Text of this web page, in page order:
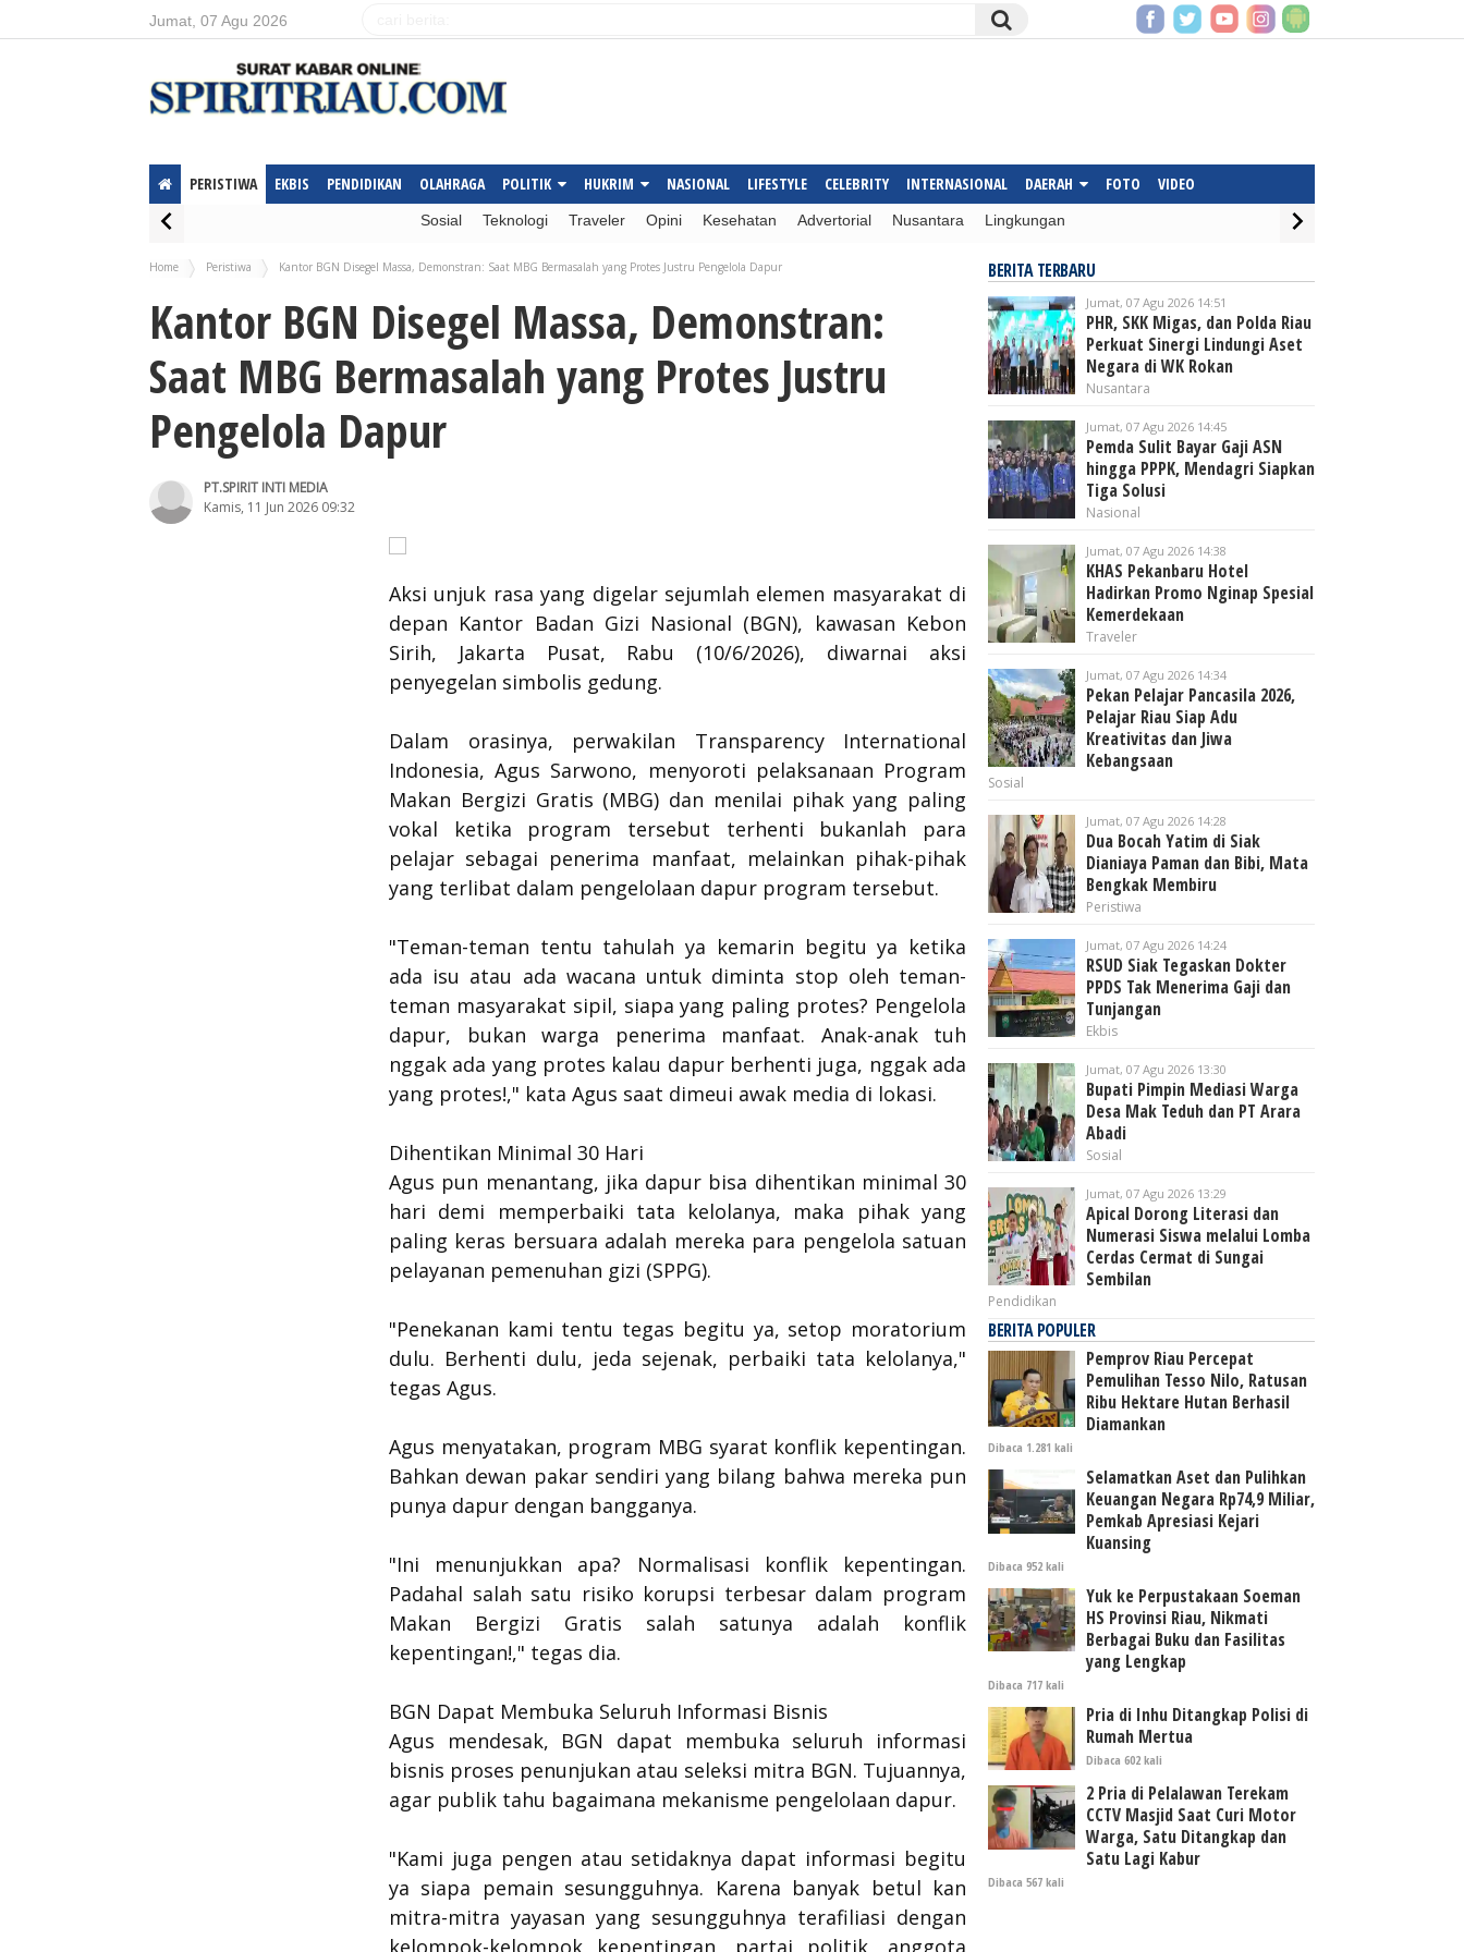
Jumat, 07 Agu 2026
PERISTIWA EKBIS PENDIDIKAN OLAHRAGA POLITIK HUKRIM NASIONAL LIFESTYLE CELEBRITY INTERNASIONAL DAERAH FOTO VIDEO
Sosial Teknologi Traveler Opini Kesehatan Advertorial Nusantara Lingkungan
Home Peristiwa Kantor BGN Disegel Massa, Demonstran: Saat MBG Bermasalah yang Protes Justru Pengelola Dapur
Kantor BGN Disegel Massa, Demonstran:
Saat MBG Bermasalah yang Protes Justru
Pengelola Dapur
PT.SPIRIT INTI MEDIA
Kamis, 11 Jun 2026 09:32
Aksi unjuk rasa yang digelar sejumlah elemen masyarakat di
depan Kantor Badan Gizi Nasional (BGN), kawasan Kebon
Sirih, Jakarta Pusat, Rabu (10/6/2026), diwarnai aksi
penyegelan simbolis gedung.
Dalam orasinya, perwakilan Transparency International
Indonesia, Agus Sarwono, menyoroti pelaksanaan Program
Makan Bergizi Gratis (MBG) dan menilai pihak yang paling
vokal ketika program tersebut terhenti bukanlah para
pelajar sebagai penerima manfaat, melainkan pihak-pihak
yang terlibat dalam pengelolaan dapur program tersebut.
"Teman-teman tentu tahulah ya kemarin begitu ya ketika
ada isu atau ada wacana untuk diminta stop oleh teman-
teman masyarakat sipil, siapa yang paling protes? Pengelola
dapur, bukan warga penerima manfaat. Anak-anak tuh
nggak ada yang protes kalau dapur berhenti juga, nggak ada
yang protes!," kata Agus saat dimeui awak media di lokasi.
Dihentikan Minimal 30 Hari
Agus pun menantang, jika dapur bisa dihentikan minimal 30
hari demi memperbaiki tata kelolanya, maka pihak yang
paling keras bersuara adalah mereka para pengelola satuan
pelayanan pemenuhan gizi (SPPG).
"Penekanan kami tentu tegas begitu ya, setop moratorium
dulu. Berhenti dulu, jeda sejenak, perbaiki tata kelolanya,"
tegas Agus.
Agus menyatakan, program MBG syarat konflik kepentingan.
Bahkan dewan pakar sendiri yang bilang bahwa mereka pun
punya dapur dengan bangganya.
"Ini menunjukkan apa? Normalisasi konflik kepentingan.
Padahal salah satu risiko korupsi terbesar dalam program
Makan Bergizi Gratis salah satunya adalah konflik
kepentingan!," tegas dia.
BGN Dapat Membuka Seluruh Informasi Bisnis
Agus mendesak, BGN dapat membuka seluruh informasi
bisnis proses penunjukan atau seleksi mitra BGN. Tujuannya,
agar publik tahu bagaimana mekanisme pengelolaan dapur.
"Kami juga pengen atau setidaknya dapat informasi begitu
ya siapa pemain sesungguhnya. Karena banyak betul kan
mitra-mitra yayasan yang sesungguhnya terafiliasi dengan
kelompok-kelompok kepentingan, partai politik, anggota
BERITA TERBARU
Jumat, 07 Agu 2026 14:51
PHR, SKK Migas, dan Polda Riau
Perkuat Sinergi Lindungi Aset
Negara di WK Rokan
Nusantara
Jumat, 07 Agu 2026 14:45
Pemda Sulit Bayar Gaji ASN
hingga PPPK, Mendagri Siapkan
Tiga Solusi
Nasional
Jumat, 07 Agu 2026 14:38
KHAS Pekanbaru Hotel
Hadirkan Promo Nginap Spesial
Kemerdekaan
Traveler
Jumat, 07 Agu 2026 14:34
Pekan Pelajar Pancasila 2026,
Pelajar Riau Siap Adu
Kreativitas dan Jiwa
Kebangsaan
Sosial
Jumat, 07 Agu 2026 14:28
Dua Bocah Yatim di Siak
Dianiaya Paman dan Bibi, Mata
Bengkak Membiru
Peristiwa
Jumat, 07 Agu 2026 14:24
RSUD Siak Tegaskan Dokter
PPDS Tak Menerima Gaji dan
Tunjangan
Ekbis
Jumat, 07 Agu 2026 13:30
Bupati Pimpin Mediasi Warga
Desa Mak Teduh dan PT Arara
Abadi
Sosial
Jumat, 07 Agu 2026 13:29
Apical Dorong Literasi dan
Numerasi Siswa melalui Lomba
Cerdas Cermat di Sungai
Sembilan
Pendidikan
BERITA POPULER
Pemprov Riau Percepat
Pemulihan Tesso Nilo, Ratusan
Ribu Hektare Hutan Berhasil
Diamankan
Dibaca 1.281 kali
Selamatkan Aset dan Pulihkan
Keuangan Negara Rp74,9 Miliar,
Pemkab Apresiasi Kejari
Kuansing
Dibaca 952 kali
Yuk ke Perpustakaan Soeman
HS Provinsi Riau, Nikmati
Berbagai Buku dan Fasilitas
yang Lengkap
Dibaca 717 kali
Pria di Inhu Ditangkap Polisi di
Rumah Mertua
Dibaca 602 kali
2 Pria di Pelalawan Terekam
CCTV Masjid Saat Curi Motor
Warga, Satu Ditangkap dan
Satu Lagi Kabur
Dibaca 567 kali